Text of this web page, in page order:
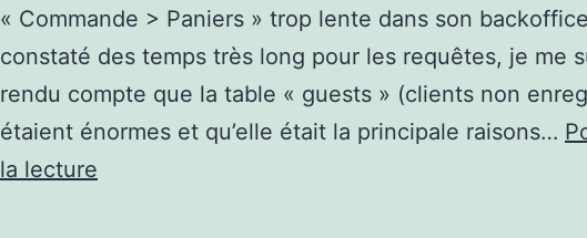
« Commande > Paniers » trop lente dans son
constaté des temps très long pour les requêtes, je me
rendu compte que la table « guests » (clients non
étaient énormes et qu’elle était la principale raisons…
la lecture